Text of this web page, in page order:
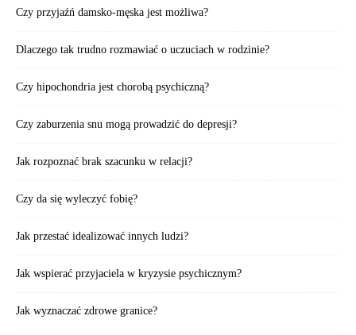
Czy przyjaźń damsko-męska jest możliwa?
Dlaczego tak trudno rozmawiać o uczuciach w rodzinie?
Czy hipochondria jest chorobą psychiczną?
Czy zaburzenia snu mogą prowadzić do depresji?
Jak rozpoznać brak szacunku w relacji?
Czy da się wyleczyć fobię?
Jak przestać idealizować innych ludzi?
Jak wspierać przyjaciela w kryzysie psychicznym?
Jak wyznaczać zdrowe granice?